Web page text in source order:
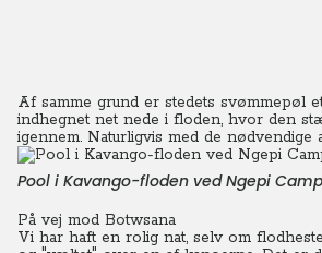
Af samme grund er stedets svømmepøl
indhegnet net nede i floden, hvor den
igennem. Naturligvis med de nødvendige
Pool i Kavango-floden ved Ngepi Camp
På vej mod Botwsana
Vi har haft en rolig nat, selv om